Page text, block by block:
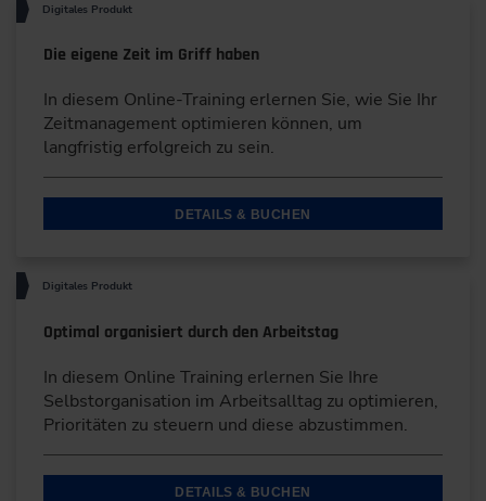
Digitales Produkt
Die eigene Zeit im Griff haben
In diesem Online-Training erlernen Sie, wie Sie Ihr
Zeitmanagement optimieren können, um
langfristig erfolgreich zu sein.
DETAILS & BUCHEN
Digitales Produkt
Optimal organisiert durch den Arbeitstag
In diesem Online Training erlernen Sie Ihre
Selbstorganisation im Arbeitsalltag zu optimieren,
Prioritäten zu steuern und diese abzustimmen.
DETAILS & BUCHEN